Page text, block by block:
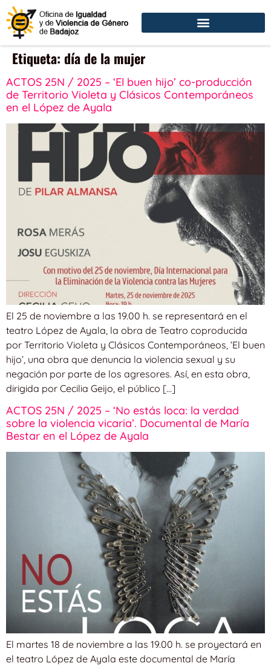
Etiqueta: día de la mujer
ACTOS 25N / 2025 – ‘El buen hijo’ co-producción
de Territorio Violeta y Clásicos Contemporáneos
en el López de Ayala
El 25 de noviembre a las 19.00 h. se representará en el
teatro López de Ayala, la obra de Teatro coproducida
por Territorio Violeta y Clásicos Contemporáneos, ‘El buen
hijo’, una obra que denuncia la violencia sexual y su
negación por parte de los agresores. Así, en esta obra,
dirigida por Cecilia Geijo, el público […]
ACTOS 25N / 2025 – ‘No estás loca: la verdad
sobre la violencia vicaria’. Documental de María
Bestar en el López de Ayala
El martes 18 de noviembre a las 19.00 h. se proyectará en
el teatro López de Ayala este documental de María